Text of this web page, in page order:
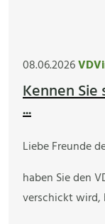
08.06.2026
Kennen
...
Liebe Freunde
haben Sie den
verschickt wird,